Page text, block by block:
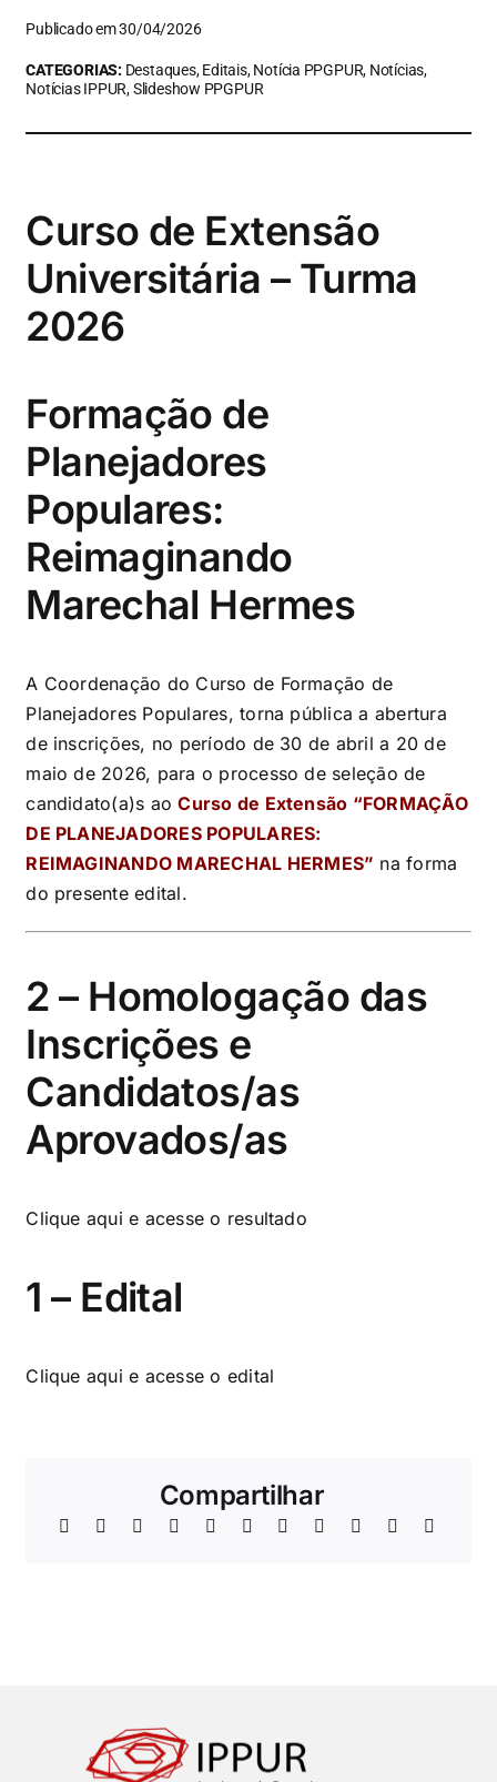
Publicado em 30/04/2026
CATEGORIAS: Destaques, Editais, Notícia PPGPUR, Notícias,
Notícias IPPUR, Slideshow PPGPUR
Curso de Extensão
Universitária – Turma
2026
Formação de
Planejadores
Populares:
Reimaginando
Marechal Hermes
A Coordenação do Curso de Formação de
Planejadores Populares, torna pública a abertura
de inscrições, no período de 30 de abril a 20 de
maio de 2026, para o processo de seleção de
candidato(a)s aoCurso de Extensão “FORMAÇÃO
DE PLANEJADORES POPULARES:
REIMAGINANDO MARECHAL HERMES” na forma
do presente edital.
2 – Homologação das
Inscrições e
Candidatos/as
Aprovados/as
Clique aqui e acesse o resultado
1 – Edital
Clique aqui e acesse o edital
Compartilhar